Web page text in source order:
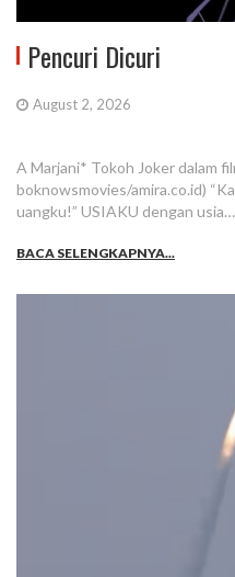
Pencuri Dicuri
August 2, 2026
A Marjani* Tokoh Joker dalam
boknowsmovies/amira.co.id)
uangku!” USIAKU dengan usia…
BACA SELENGKAPNYA...